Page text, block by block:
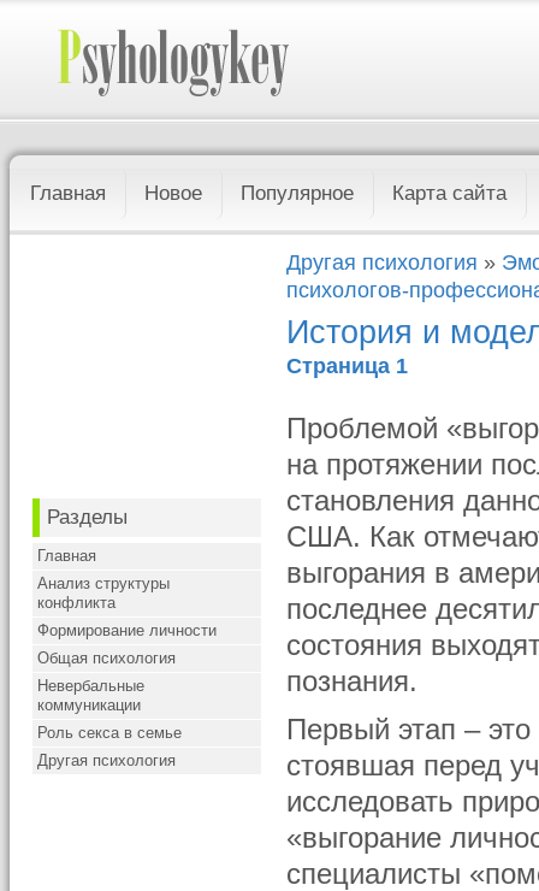
Главная Новое Популярное Карта сайта
Разделы
Главная
Анализ структуры
конфликта
Формирование личности
Общая психология
Невербальные
коммуникации
Роль секса в семье
Другая психология
Другая психология »
психологов-
История и
Страница 1
Проблемой
на протяжении
становления
США. Как
выгорания в
последнее
состояния
познания.
Первый этап –
стоявшая перед
исследовать
«выгорание
специалисты